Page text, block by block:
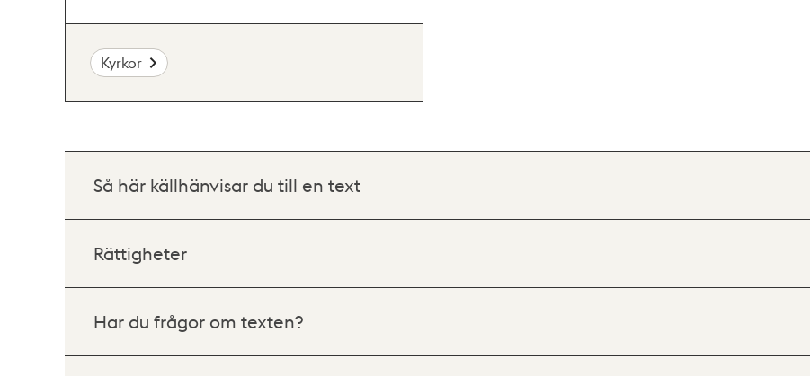
Kyrkor
Så här källhänvisar du till en text
Rättigheter
Har du frågor om texten?